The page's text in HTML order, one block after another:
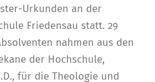
Urkunden an der
Friedensau statt. 29
nahmen aus den
der Hochschule,
für die Theologie und